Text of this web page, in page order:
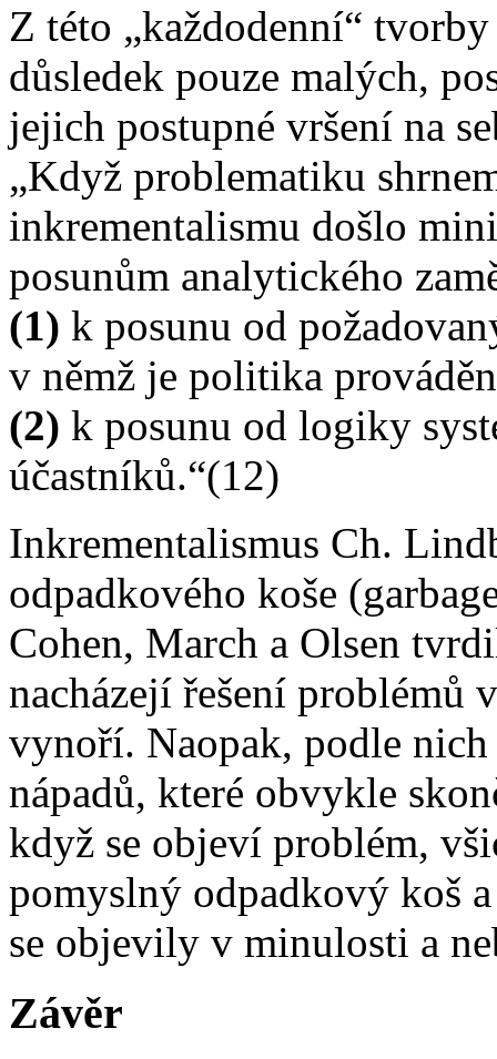
Z této „každodenní“
důsledek pouze malých,
jejich postupné vršení na
„Když problematiku
inkrementalismu došlo
posunům analytického
(1) k posunu od
v němž je politika
(2) k posunu od logiky
účastníků.“(12)
Inkrementalismus Ch.
odpadkového koše
Cohen, March a Olsen
nacházejí řešení
vynoří. Naopak, podle
nápadů, které obvykle
když se objeví problém,
pomyslný odpadkový koš
se objevily v minulosti a
Závěr